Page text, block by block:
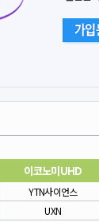
이코노미UHD
YTN사이언스
UXN